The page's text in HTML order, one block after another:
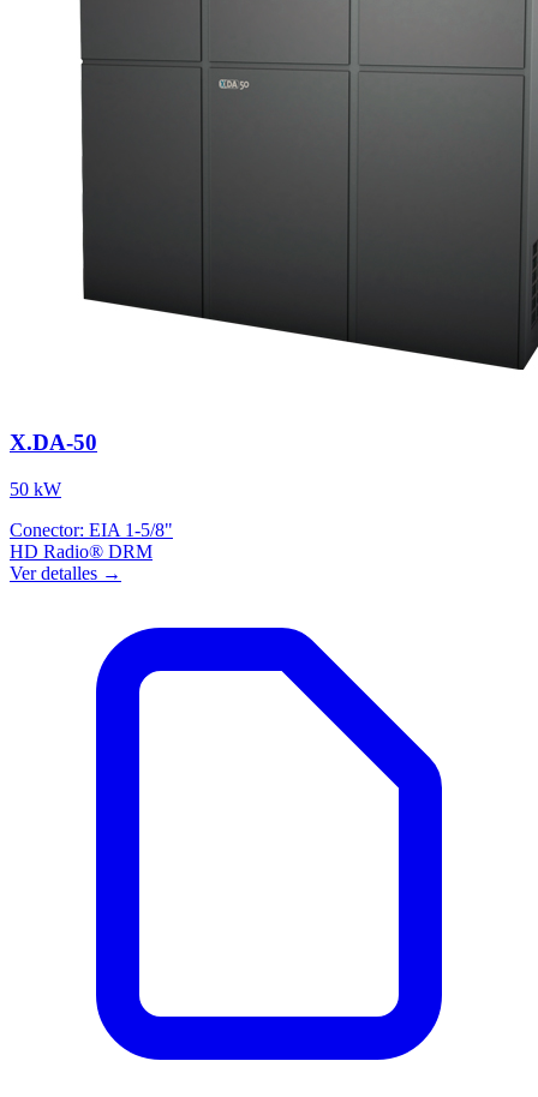
X.DA-50
50 kW
Conector: EIA 1-5/8"
HD Radio® DRM
Ver detalles →